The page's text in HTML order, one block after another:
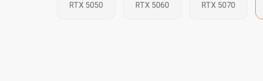
RTX 5050 RTX 5060 RTX 5070